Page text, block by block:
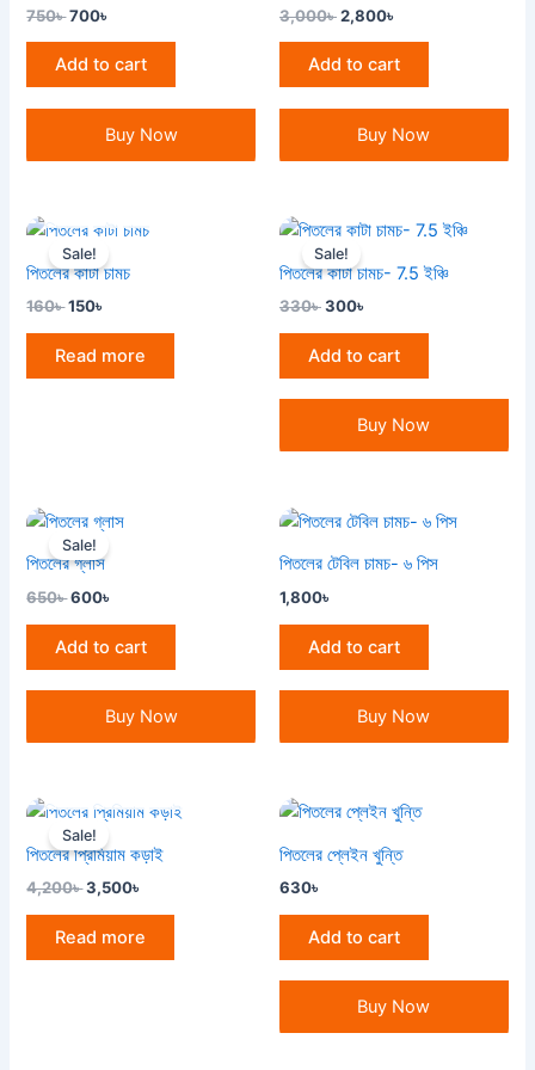
750৳700৳
Add to cart
Buy Now
3,000৳2,800৳
Add to cart
Buy Now
Sale!
পিতলের কাটা চামচ
160৳
Original
price
was:
160৳ .
150৳
Current
is:
150৳ .
Read more
Sale!
পিতলের কাটা চামচ- 7.5 ইঞ্চি
330৳
Original
price
was:
330৳ .
300৳
Current
is:
300৳ .
Add to cart
Buy Now
Sale!
পিতলের গ্লাস
650৳
Original
price
was:
650৳ .
600৳
Current
Add to cart
Buy Now
পিতলের টেবিল চামচ- ৬ পিস
1,800৳
Add to cart
Buy Now
Sale!
পিতলের প্রিমিয়াম কড়াই
4,200৳
Original
price
was:
4,200৳ .
3,500৳
Current
price
is:
3,500৳ .
Read more
পিতলের প্লেইন খুন্তি
630৳
Add to cart
Buy Now